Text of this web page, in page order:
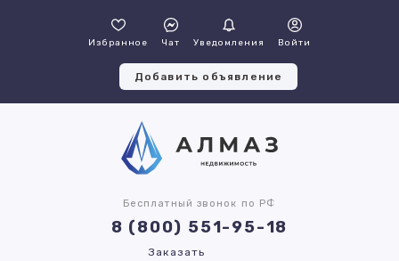
Избранное Чат Уведомления Войти
Добавить объявление
Бесплатный звонок по РФ
8 (800) 551-95-18
Заказать